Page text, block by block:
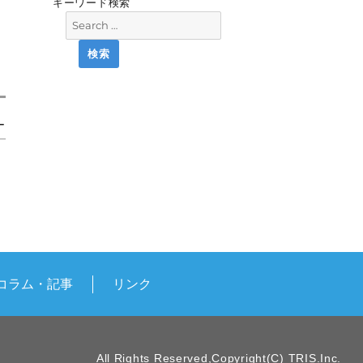
キーワード検索
ラム・記事 リンク
All Rights Reserved,Copyright(C) TRIS.Inc.